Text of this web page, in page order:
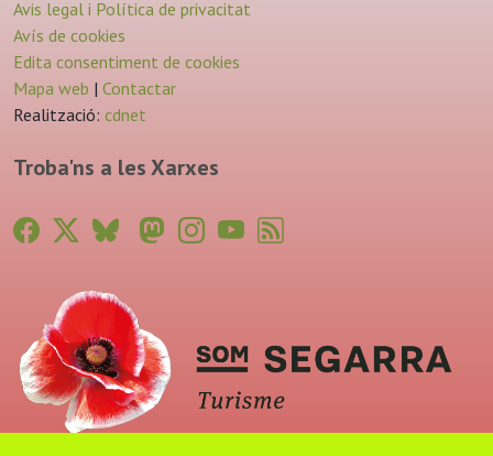
Avis legal i Política de privacitat
Avís de cookies
Edita consentiment de cookies
Mapa web | Contactar
Realització: cdnet
Troba'ns a les Xarxes